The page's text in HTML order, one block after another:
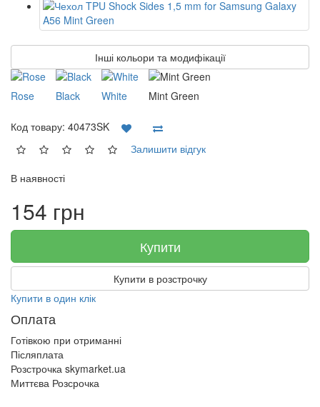
Інші кольори та модифікації
Rose Black White Mint Green
Код товару: 40473SK
Залишити відгук
В наявності
154 грн
Купити
Купити в розстрочку
Купити в один клік
Оплата
Готівкою при отриманні
Післяплата
Розстрочка skymarket.ua
Миттєва Розсрочка